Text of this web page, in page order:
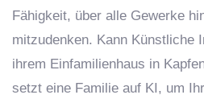
Fähigkeit, über alle Gewerke
mitzudenken. Kann Künstliche
ihrem Einfamilienhaus in
setzt eine Familie auf KI, um